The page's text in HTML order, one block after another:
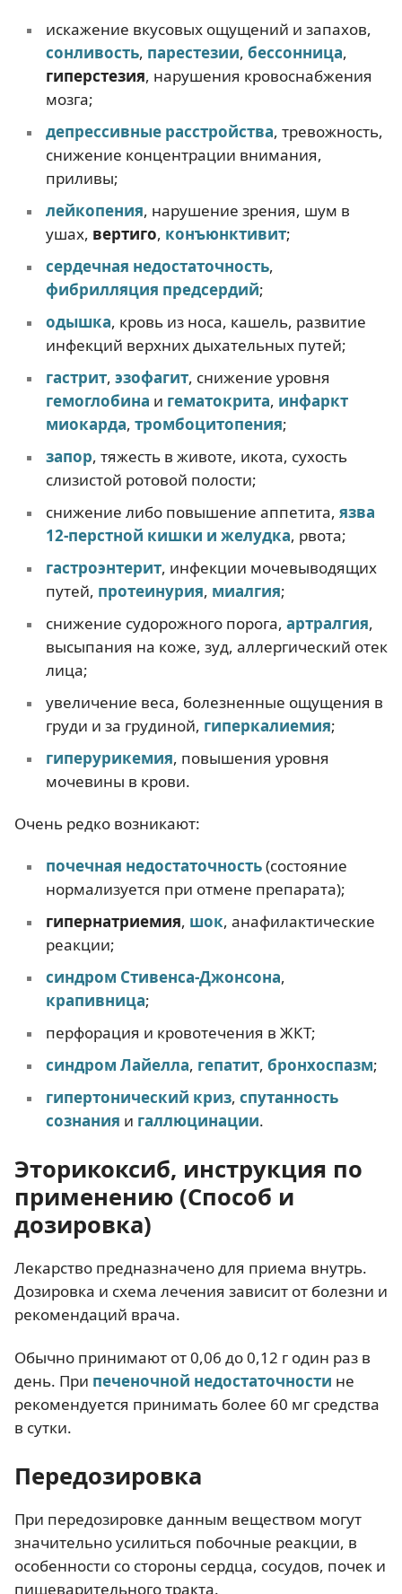
искажение вкусовых ощущений и запахов,
сонливость, парестезии, бессонница,
гиперстезия, нарушения кровоснабжения
мозга;
депрессивные расстройства, тревожность,
снижение концентрации внимания,
приливы;
лейкопения, нарушение зрения, шум в
ушах, вертиго, конъюнктивит;
сердечная недостаточность,
фибрилляция предсердий;
одышка, кровь из носа, кашель, развитие
инфекций верхних дыхательных путей;
гастрит, эзофагит, снижение уровня
гемоглобина и гематокрита, инфаркт
миокарда, тромбоцитопения;
запор, тяжесть в животе, икота, сухость
слизистой ротовой полости;
снижение либо повышение аппетита, язва
12-перстной кишки и желудка, рвота;
гастроэнтерит, инфекции мочевыводящих
путей, протеинурия, миалгия;
снижение судорожного порога, артралгия,
высыпания на коже, зуд, аллергический отек
лица;
увеличение веса, болезненные ощущения в
груди и за грудиной, гиперкалиемия;
гиперурикемия, повышения уровня
мочевины в крови.
Очень редко возникают:
почечная недостаточность(состояние
нормализуется при отмене препарата);
гипернатриемия, шок, анафилактические
реакции;
синдром Стивенса-Джонсона,
крапивница;
перфорация и кровотечения в ЖКТ;
синдром Лайелла, гепатит, бронхоспазм;
гипертонический криз, спутанность
сознания и галлюцинации.
Эторикоксиб, инструкция по
применению (Способ и
дозировка)
Лекарство предназначено для приема внутрь.
Дозировка и схема лечения зависит от болезни и
рекомендаций врача.
Обычно принимают от 0,06 до 0,12 г один раз в
день. При печеночной недостаточности не
рекомендуется принимать более 60 мг средства
в сутки.
Передозировка
При передозировке данным веществом могут
значительно усилиться побочные реакции, в
особенности со стороны сердца, сосудов, почек и
пищеварительного тракта.